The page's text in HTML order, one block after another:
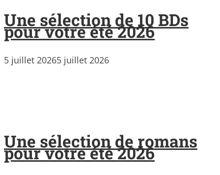
Une sélection de 10 BDs
pour votre été 2026
5 juillet 20265 juillet 2026
Une sélection de romans
pour votre été 2026